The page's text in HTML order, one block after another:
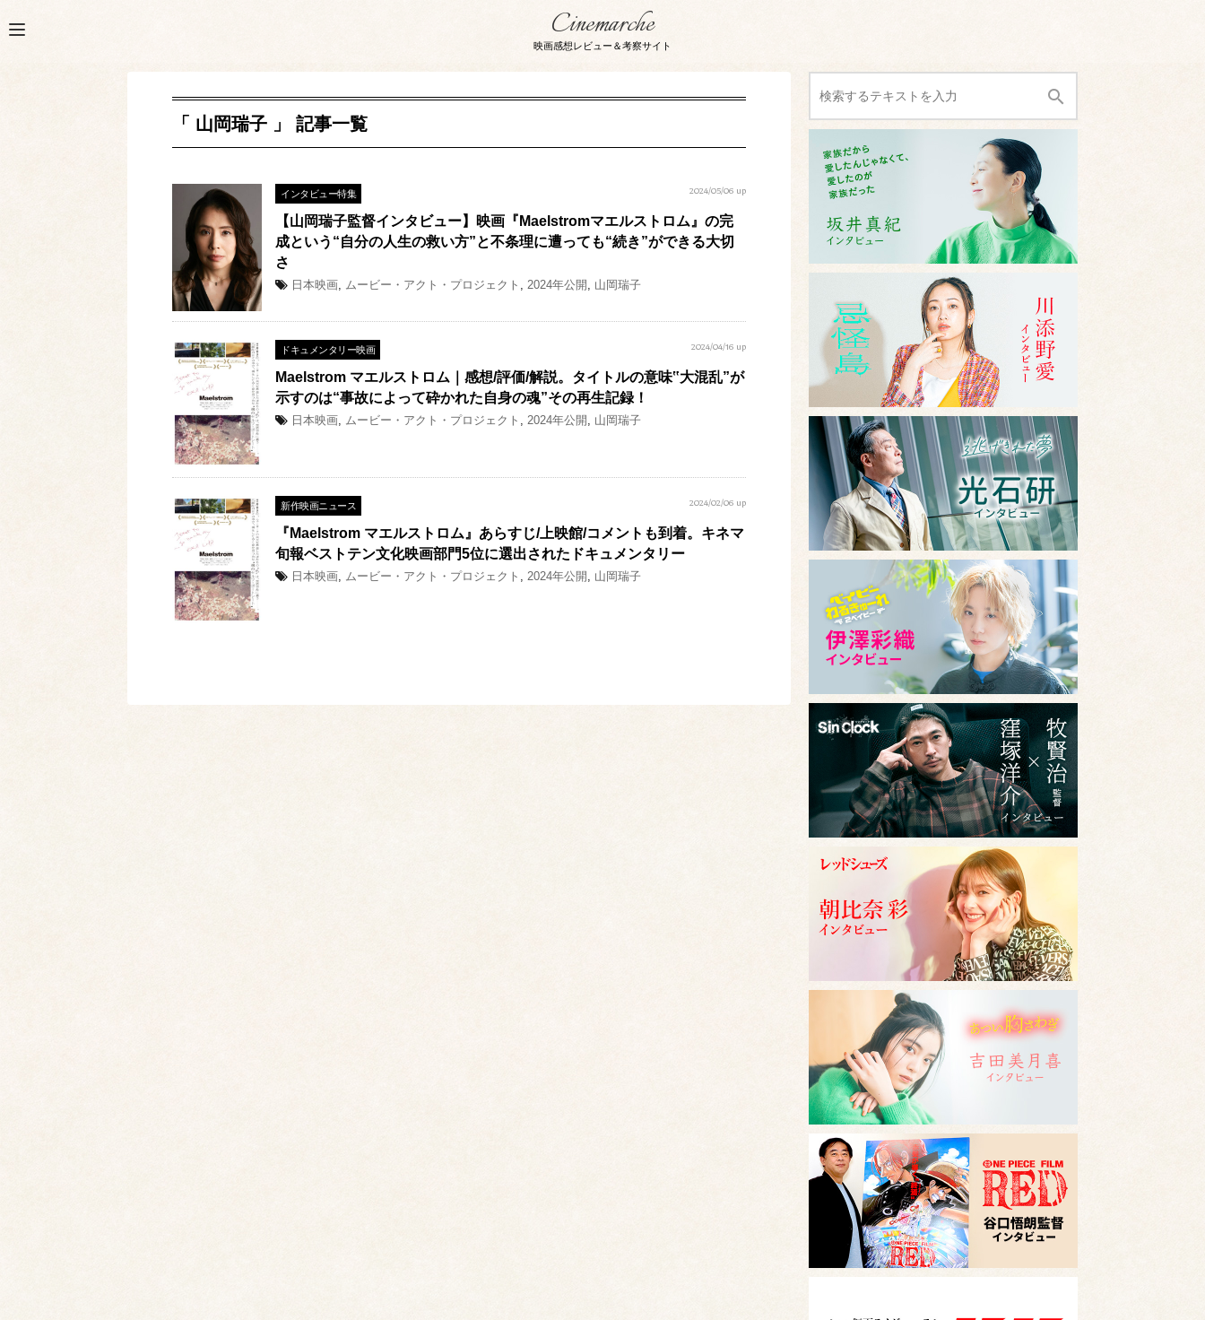
Cinemarche
映画感想レビュー＆考察サイト
「 山岡瑞子 」 記事一覧
インタビュー特集 2024/05/06 up
【山岡瑞子監督インタビュー】映画『Maelstromマエルストロム』の完
成という“自分の人生の救い方”と不条理に遭っても“続き”ができる大切
さ
日本映画, ムービー・アクト・プロジェクト , 2024年公開 , 山岡瑞子
ドキュメンタリー映画 2024/04/16 up
Maelstrom マエルストロム｜感想/評価/解説。タイトルの意味‟大混乱”が
示すのは“事故によって砕かれた自身の魂”その再生記録！
日本映画, ムービー・アクト・プロジェクト , 2024年公開 , 山岡瑞子
新作映画ニュース 2024/02/06 up
『Maelstrom マエルストロム』あらすじ/上映館/コメントも到着。キネマ
旬報ベストテン文化映画部門5位に選出されたドキュメンタリー
日本映画, ムービー・アクト・プロジェクト , 2024年公開 , 山岡瑞子